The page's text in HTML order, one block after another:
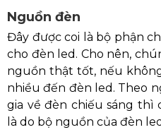
Nguồn đèn
Đây được coi là bộ phận
cho đèn led. Cho nên,
nguồn thật tốt, nếu
nhiều đến đèn led. Theo
gia về đèn chiếu sáng thì
là do bộ nguồn của đèn